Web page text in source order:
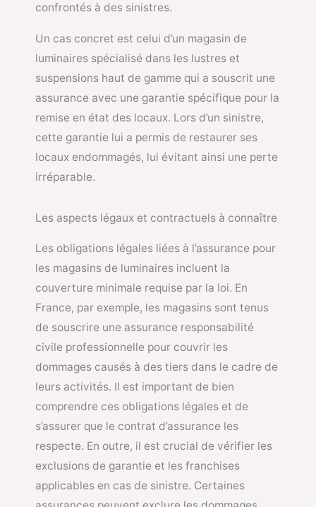
confrontés à des sinistres.
Un cas concret est celui d’un magasin de
luminaires spécialisé dans les lustres et
suspensions haut de gamme qui a souscrit une
assurance avec une garantie spécifique pour la
remise en état des locaux. Lors d’un sinistre,
cette garantie lui a permis de restaurer ses
locaux endommagés, lui évitant ainsi une perte
irréparable.
Les aspects légaux et contractuels à connaître
Les obligations légales liées à l’assurance pour
les magasins de luminaires incluent la
couverture minimale requise par la loi. En
France, par exemple, les magasins sont tenus
de souscrire une assurance responsabilité
civile professionnelle pour couvrir les
dommages causés à des tiers dans le cadre de
leurs activités. Il est important de bien
comprendre ces obligations légales et de
s’assurer que le contrat d’assurance les
respecte. En outre, il est crucial de vérifier les
exclusions de garantie et les franchises
applicables en cas de sinistre. Certaines